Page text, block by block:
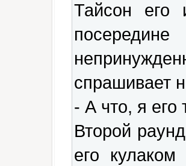
Тайсон его
спрашивает
- А что, я
Второй
его